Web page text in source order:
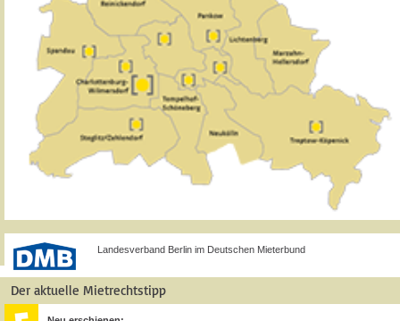
Landesverband Berlin im Deutschen Mieterbund
Der aktuelle Mietrechtstipp